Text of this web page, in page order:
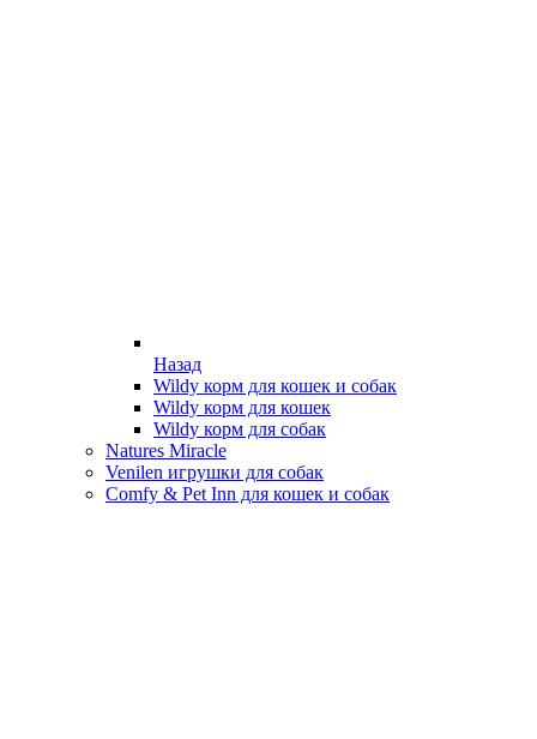
Назад
Wildy корм для кошек и собак
Wildy корм для кошек
Wildy корм для собак
Natures Miracle
Venilen игрушки для собак
Comfy & Pet Inn для кошек и собак